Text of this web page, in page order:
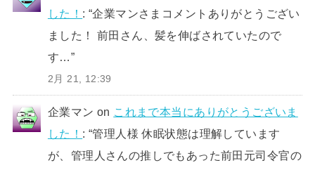
した！ : “企業マンさまコメントありがとうござい
ました！ 前田さん、髪を伸ばされていたので
す…”
2月 21, 12:39
企業マン on これまで本当にありがとうございま
した！ : “管理人様 休眠状態は理解しています
が、管理人さんの推しでもあった前田元司令官の